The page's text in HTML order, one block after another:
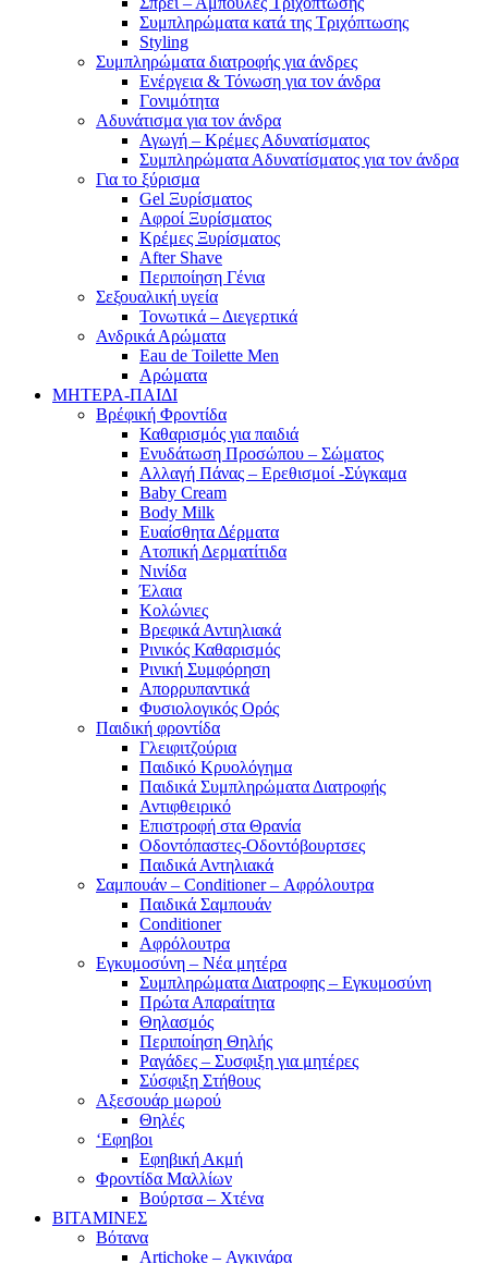
Συμπληρώματα κατά της Τριχόπτωσης
Styling
Συμπληρώματα διατροφής για άνδρες
Ενέργεια & Τόνωση για τον άνδρα
Γονιμότητα
Αδυνάτισμα για τον άνδρα
Αγωγή – Κρέμες Αδυνατίσματος
Συμπληρώματα Αδυνατίσματος για τον άνδρα
Για το ξύρισμα
Gel Ξυρίσματος
Αφροί Ξυρίσματος
Κρέμες Ξυρίσματος
After Shave
Περιποίηση Γένια
Σεξουαλική υγεία
Τονωτικά – Διεγερτικά
Ανδρικά Αρώματα
Eau de Toilette Men
Αρώματα
ΜΗΤΕΡΑ-ΠΑΙΔΙ
Βρέφική Φροντίδα
Καθαρισμός για παιδιά
Ενυδάτωση Προσώπου – Σώματος
Αλλαγή Πάνας – Ερεθισμοί -Σύγκαμα
Baby Cream
Body Milk
Ευαίσθητα Δέρματα
Ατοπική Δερματίτιδα
Νινίδα
Έλαια
Κολώνιες
Βρεφικά Αντιηλιακά
Ρινικός Καθαρισμός
Ρινική Συμφόρηση
Απορρυπαντικά
Φυσιολογικός Ορός
Παιδική φροντίδα
Γλειφιτζούρια
Παιδικό Κρυολόγημα
Παιδικά Συμπληρώματα Διατροφής
Αντιφθειρικό
Επιστροφή στα Θρανία
Οδοντόπαστες-Οδοντόβουρτσες
Παιδικά Αντηλιακά
Σαμπουάν – Conditioner – Αφρόλουτρα
Παιδικά Σαμπουάν
Conditioner
Αφρόλουτρα
Εγκυμοσύνη – Νέα μητέρα
Συμπληρώματα Διατροφης – Εγκυμοσύνη
Πρώτα Απαραίτητα
Θηλασμός
Περιποίηση Θηλής
Ραγάδες – Συσφιξη για μητέρες
Σύσφιξη Στήθους
Αξεσουάρ μωρού
Θηλές
‘Εφηβοι
Εφηβική Ακμή
Φροντίδα Μαλλίων
Βούρτσα – Χτένα
ΒΙΤΑΜΙΝΕΣ
Βότανα
Artichoke – Αγκινάρα